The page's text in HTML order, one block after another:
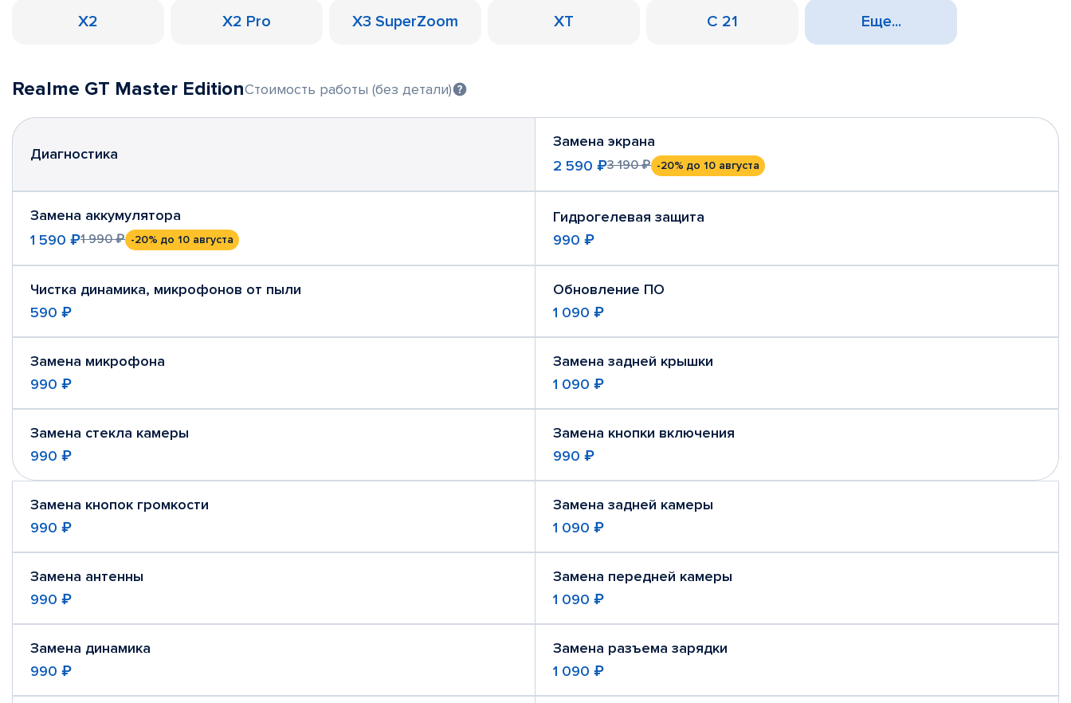
X2 X2 Pro X3 SuperZoom XT С 21 Еще...
Realme GT Master EditionСтоимость работы (без детали)
Диагностика
Замена экрана
2 590 ₽3 190 ₽ -20% до 10 августа
Замена аккумулятора
1 590 ₽1 990 ₽ -20% до 10 августа
Гидрогелевая защита
990 ₽
Чистка динамика, микрофонов от пыли
590 ₽
Обновление ПО
1 090 ₽
Замена микрофона
990 ₽
Замена задней крышки
1 090 ₽
Замена стекла камеры
990 ₽
Замена кнопки включения
990 ₽
Замена кнопок громкости
990 ₽
Замена задней камеры
1 090 ₽
Замена антенны
990 ₽
Замена передней камеры
1 090 ₽
Замена динамика
990 ₽
Замена разъема зарядки
1 090 ₽